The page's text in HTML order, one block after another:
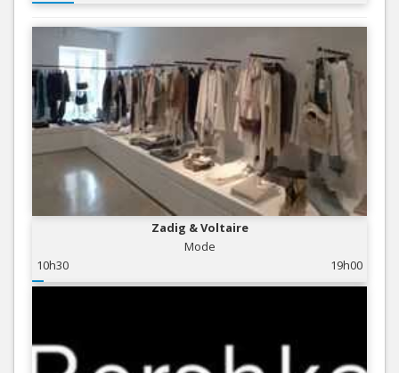
Zadig & Voltaire
Mode
10h30
19h00